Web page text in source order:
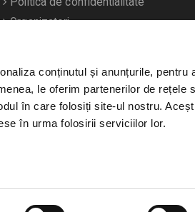
conținutul și anunțurile, pentru
le oferim partenerilor de rețele
în care folosiți site-ul nostru.
în urma folosirii serviciilor lor.
Organizatori